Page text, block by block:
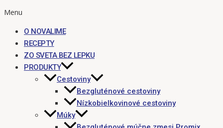
Menu
O NOVALIME
RECEPTY
ZO SVETA BEZ LEPKU
PRODUKTY
Cestoviny
Bezgluténové cestoviny
Nízkobielkovinové cestoviny
Múky